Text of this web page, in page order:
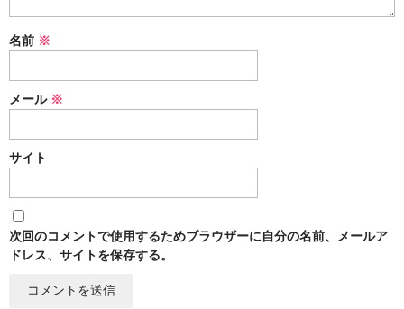
名前 ※
メール ※
サイト
次回のコメントで使用するためブラウザーに自分の名前、メールア
ドレス、サイトを保存する。